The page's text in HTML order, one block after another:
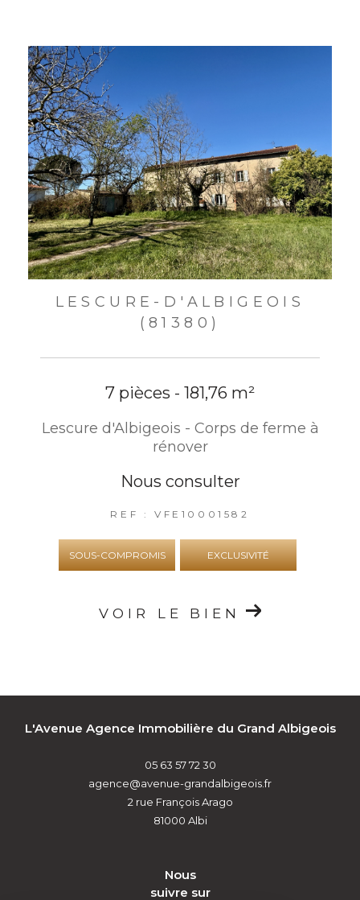
LESCURE-D'ALBIGEOIS
(81380)
7 pièces - 181,76 m²
Lescure d'Albigeois - Corps de ferme à
rénover
Nous consulter
REF : VFE10001582
SOUS-COMPROMIS EXCLUSIVITÉ
VOIR LE BIEN
L'Avenue Agence Immobilière du Grand Albigeois
05 63 57 72 30
agence@avenue-grandalbigeois.fr
2 rue François Arago
81000
Albi
nous
suivre sur